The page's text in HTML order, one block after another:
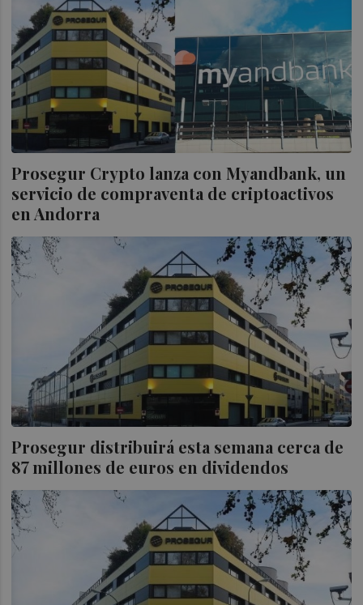
Prosegur Crypto lanza con Myandbank, un
servicio de compraventa de criptoactivos
en Andorra
Prosegur distribuirá esta semana cerca de
87 millones de euros en dividendos